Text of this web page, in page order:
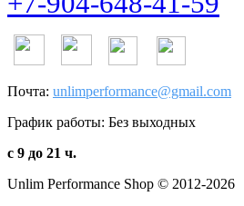
Почта: unlimperformance@gmail.com
График работы: Без выходных
с 9 до 21 ч.
Unlim Performance Shop © 2012-2026